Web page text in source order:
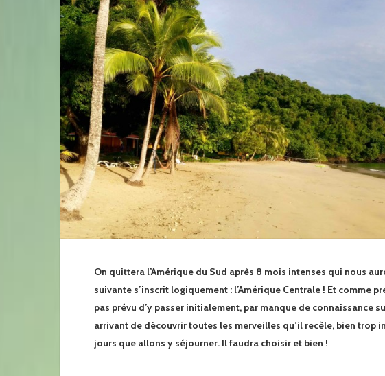
On quittera l’Amérique du Sud après 8 mois intenses qui nous
suivante s’inscrit logiquement : l’Amérique Centrale ! Et comme
pas prévu d’y passer initialement, par manque de connaissance
arrivant de découvrir toutes les merveilles qu’il recèle, bien trop
jours que allons y séjourner. Il faudra choisir et bien !